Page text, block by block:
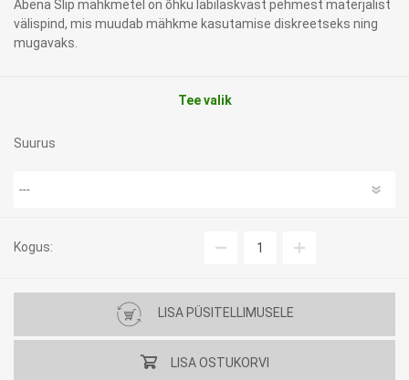
Abena Slip mähkmetel on õhku läbilaskvast pehmest materjalist
välispind, mis muudab mähkme kasutamise diskreetseks ning
mugavaks.
Tee valik
Suurus
Kogus:
LISA PÜSITELLIMUSELE
LISA OSTUKORVI